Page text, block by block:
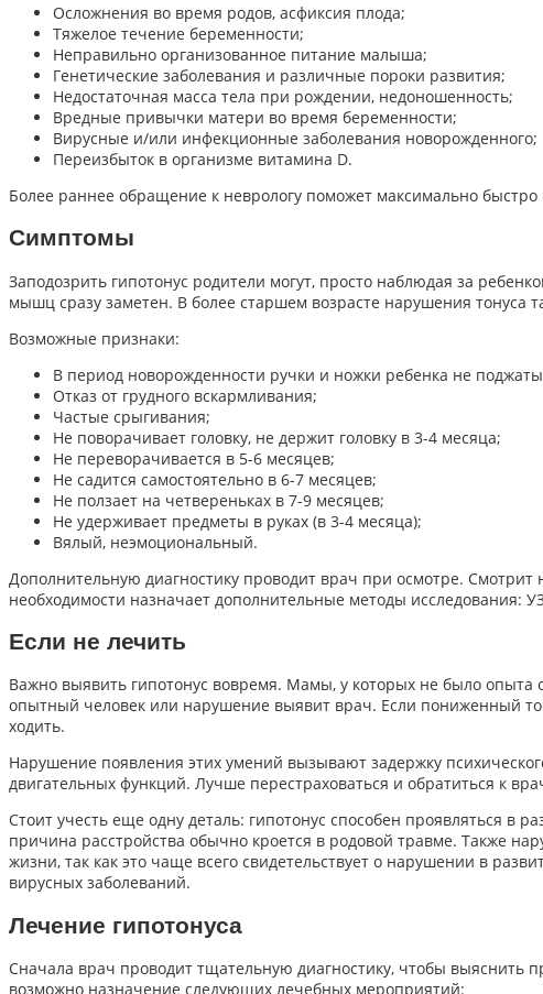
Осложнения во время родов, асфиксия плода;
Тяжелое течение беременности;
Неправильно организованное питание малыша;
Генетические заболевания и различные пороки развития;
Недостаточная масса тела при рождении, недоношенность;
Вредные привычки матери во время беременности;
Вирусные и/или инфекционные заболевания новорожденного;
Переизбыток в организме витамина D.
Более раннее обращение к неврологу поможет максимально
Симптомы
Заподозрить гипотонус родители могут, просто наблюдая за
мышц сразу заметен. В более старшем возрасте нарушения тонуса
Возможные признаки:
В период новорожденности ручки и ножки ребенка не
Отказ от грудного вскармливания;
Частые срыгивания;
Не поворачивает головку, не держит головку в 3-4 месяца;
Не переворачивается в 5-6 месяцев;
Не садится самостоятельно в 6-7 месяцев;
Не ползает на четвереньках в 7-9 месяцев;
Не удерживает предметы в руках (в 3-4 месяца);
Вялый, неэмоциональный.
Дополнительную диагностику проводит врач при осмотре. Смотрит
необходимости назначает дополнительные методы исследования:
Если не лечить
Важно выявить гипотонус вовремя. Мамы, у которых не было опыта
опытный человек или нарушение выявит врач. Если пониженный
ходить.
Нарушение появления этих умений вызывают задержку
двигательных функций. Лучше перестраховаться и обратиться к
Стоит учесть еще одну деталь: гипотонус способен проявляться в
причина расстройства обычно кроется в родовой травме. Также
жизни, так как это чаще всего свидетельствует о нарушении в
вирусных заболеваний.
Лечение гипотонуса
Сначала врач проводит тщательную диагностику, чтобы выяснить
возможно назначение следующих лечебных мероприятий: